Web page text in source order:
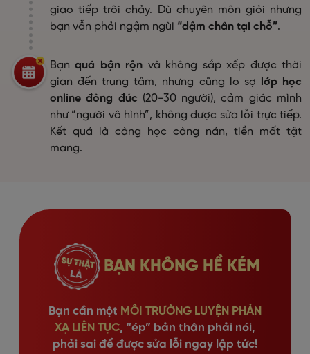
giao tiếp trôi chảy. Dù chuyên môn giỏi nhưng
bạn vẫn phải ngậm ngùi “dậm chân tại chỗ”.
Bạnquá bận rộn và không sắp xếp được thời
gian đến trung tâm, nhưng cũng lo sợ
lớp học
online đông đúc (20-30 người), cảm giác mình
như “người vô hình”, không được sửa lỗi trực tiếp.
Kết quả là càng học càng nản, tiền mất tật
mang.
BẠN KHÔNG HỀ KÉM
Bạn cần một MÔI TRƯỜNG LUYỆN PHẢN
XẠ LIÊN TỤC, “ép” bản thân phải nói,
phải sai để được sửa lỗi ngay lập tức!